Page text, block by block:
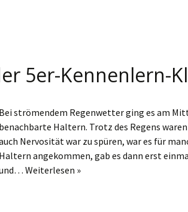
5er-Kennenlern-
Bei strömendem Regenwetter ging es am
benachbarte Haltern. Trotz des Regens
Nervosität war zu spüren, war es für
Haltern angekommen, gab es dann erst
Weiterlesen »